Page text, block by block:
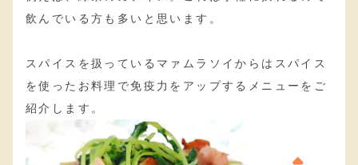
飲んでいる方も多いと思います。
スパイスを扱っているマァムラソイからはスパイス
を使ったお料理で免疫力をアップするメニューをご
紹介します。